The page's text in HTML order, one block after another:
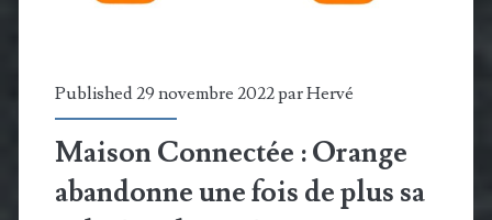
Published 29 novembre 2022 parHervé
Maison Connectée : Orange
abandonne une fois de plus sa